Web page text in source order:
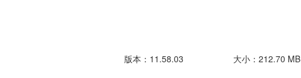
版本：11.58.03 大小：212.70 MB